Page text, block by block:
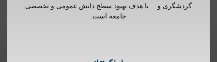
گردشگری و… با هدف بهبود سطح دانش عمومی و تخصصی
جامعه است.